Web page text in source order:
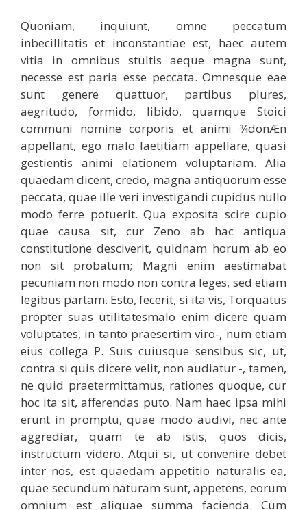
Quoniam, inquiunt, omne peccatum
inbecillitatis et inconstantiae est, haec autem
vitia in omnibus stultis aeque magna sunt,
necesse est paria esse peccata. Omnesque eae
sunt genere quattuor, partibus plures,
aegritudo, formido, libido, quamque Stoici
communi nomine corporis et animi ¾donÆn
appellant, ego malo laetitiam appellare, quasi
gestientis animi elationem voluptariam. Alia
quaedam dicent, credo, magna antiquorum esse
peccata, quae ille veri investigandi cupidus nullo
modo ferre potuerit. Qua exposita scire cupio
quae causa sit, cur Zeno ab hac antiqua
constitutione desciverit, quidnam horum ab eo
non sit probatum; Magni enim aestimabat
pecuniam non modo non contra leges, sed etiam
legibus partam. Esto, fecerit, si ita vis, Torquatus
propter suas utilitatesmalo enim dicere quam
voluptates, in tanto praesertim viro-, num etiam
eius collega P. Suis cuiusque sensibus sic, ut,
contra si quis dicere velit, non audiatur -, tamen,
ne quid praetermittamus, rationes quoque, cur
hoc ita sit, afferendas puto. Nam haec ipsa mihi
erunt in promptu, quae modo audivi, nec ante
aggrediar, quam te ab istis, quos dicis,
instructum videro. Atqui si, ut convenire debet
inter nos, est quaedam appetitio naturalis ea,
quae secundum naturam sunt, appetens, eorum
omnium est aliquae summa facienda. Cum